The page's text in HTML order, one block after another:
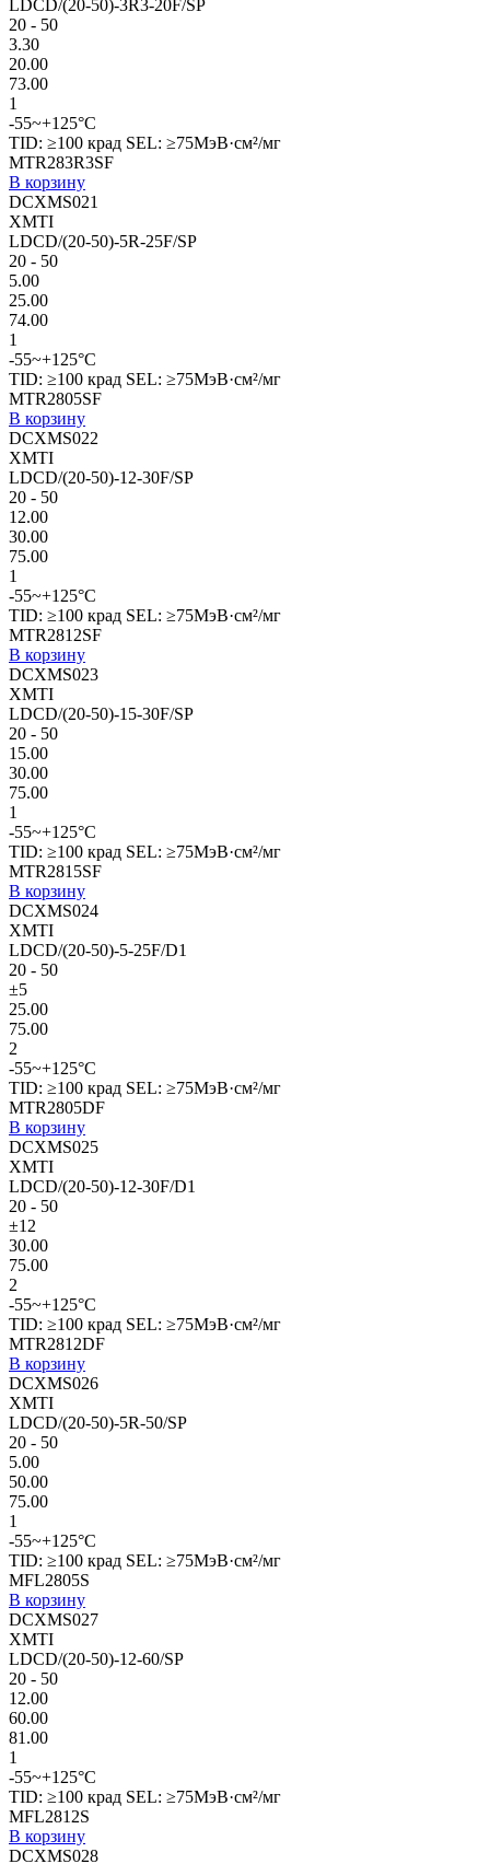
LDCD/(20-50)-3R3-20F/SP
20 - 50
3.30
20.00
73.00
1
-55~+125°C
TID: ≥100 крад SEL: ≥75МэВ·см²/мг
MTR283R3SF
В корзину
DCXMS021
XMTI
LDCD/(20-50)-5R-25F/SP
20 - 50
5.00
25.00
74.00
1
-55~+125°C
TID: ≥100 крад SEL: ≥75МэВ·см²/мг
MTR2805SF
В корзину
DCXMS022
XMTI
LDCD/(20-50)-12-30F/SP
20 - 50
12.00
30.00
75.00
1
-55~+125°C
TID: ≥100 крад SEL: ≥75МэВ·см²/мг
MTR2812SF
В корзину
DCXMS023
XMTI
LDCD/(20-50)-15-30F/SP
20 - 50
15.00
30.00
75.00
1
-55~+125°C
TID: ≥100 крад SEL: ≥75МэВ·см²/мг
MTR2815SF
В корзину
DCXMS024
XMTI
LDCD/(20-50)-5-25F/D1
20 - 50
±5
25.00
75.00
2
-55~+125°C
TID: ≥100 крад SEL: ≥75МэВ·см²/мг
MTR2805DF
В корзину
DCXMS025
XMTI
LDCD/(20-50)-12-30F/D1
20 - 50
±12
30.00
75.00
2
-55~+125°C
TID: ≥100 крад SEL: ≥75МэВ·см²/мг
MTR2812DF
В корзину
DCXMS026
XMTI
LDCD/(20-50)-5R-50/SP
20 - 50
5.00
50.00
75.00
1
-55~+125°C
TID: ≥100 крад SEL: ≥75МэВ·см²/мг
MFL2805S
В корзину
DCXMS027
XMTI
LDCD/(20-50)-12-60/SP
20 - 50
12.00
60.00
81.00
1
-55~+125°C
TID: ≥100 крад SEL: ≥75МэВ·см²/мг
MFL2812S
В корзину
DCXMS028